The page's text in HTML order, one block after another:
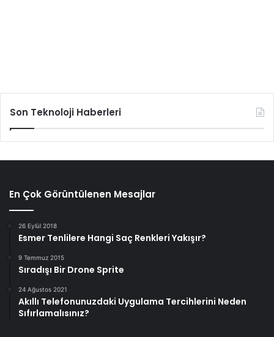
Son Teknoloji Haberleri
En Çok Görüntülenen Mesajlar
26 Eylül 2018
Esmer Tenlilere Hangi Saç Renkleri Yakışır?
9 Temmuz 2015
Sıradışı Bir Drone Sprite
24 Ağustos 2021
Akıllı Telefonunuzdaki Uygulama Tercihlerini Neden
Sıfırlamalısınız?